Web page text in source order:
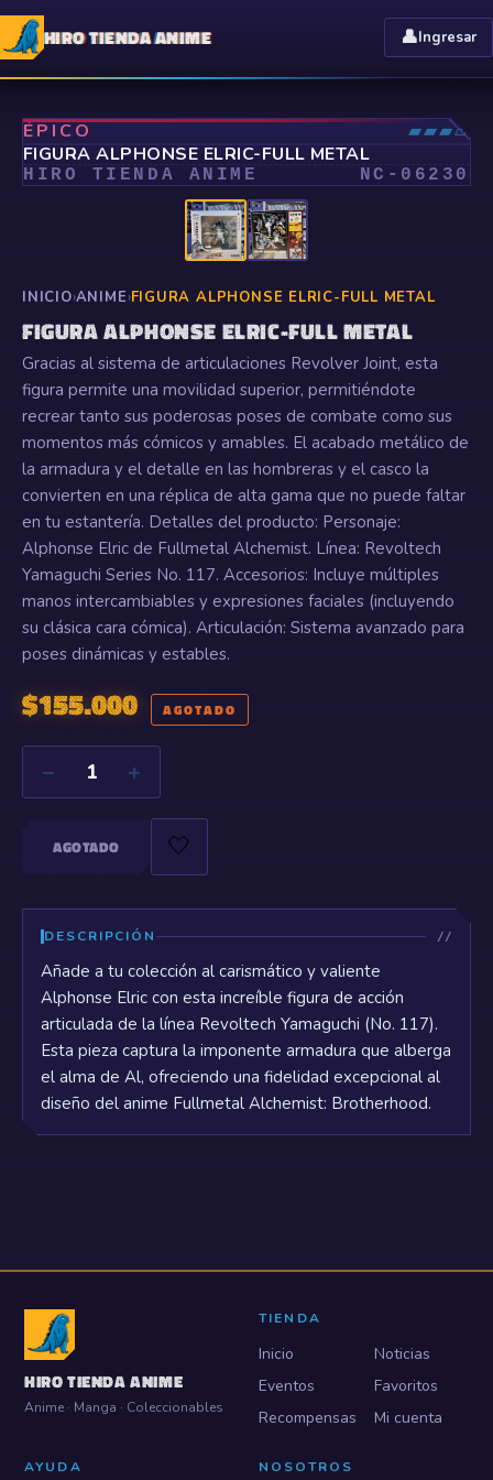
HIRO TIENDA ANIME 👤Ingresar
ÉPICO ▰▰▰▱
⤢
FIGURA ALPHONSE ELRIC-FULL METAL
HIRO TIENDA ANIME NC- 06230
INICIO›ANIME›FIGURA ALPHONSE ELRIC-FULL METAL
FIGURA ALPHONSE ELRIC-FULL METAL
Gracias al sistema de articulaciones Revolver Joint, esta
figura permite una movilidad superior, permitiéndote
recrear tanto sus poderosas poses de combate como sus
momentos más cómicos y amables. El acabado metálico de
la armadura y el detalle en las hombreras y el casco la
convierten en una réplica de alta gama que no puede faltar
en tu estantería. Detalles del producto: Personaje:
Alphonse Elric de Fullmetal Alchemist. Línea: Revoltech
Yamaguchi Series No. 117. Accesorios: Incluye múltiples
manos intercambiables y expresiones faciales (incluyendo
su clásica cara cómica). Articulación: Sistema avanzado para
poses dinámicas y estables.
$155.000 AGOTADO
− 1 +
AGOTADO 🤍
DESCRIPCIÓN
Añade a tu colección al carismático y valiente
Alphonse Elric con esta increíble figura de acción
articulada de la línea Revoltech Yamaguchi (No. 117).
Esta pieza captura la imponente armadura que alberga
el alma de Al, ofreciendo una fidelidad excepcional al
diseño del anime Fullmetal Alchemist: Brotherhood.
HIRO TIENDA ANIME
Anime · Manga · Coleccionables
TIENDA
Inicio
Noticias
Eventos
Favoritos
Recompensas
Mi cuenta
AYUDA NOSOTROS